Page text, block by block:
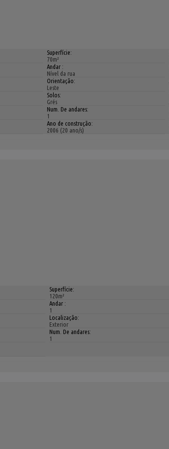
Superfície:
70m²
Andar :
Nível da rua
Orientação:
Leste
Solos:
Grés
Num. De andares:
1
Ano de construção:
2006 (20 ano/s)
Superfície:
120m²
Andar :
1
Localização:
Exterior
Num. De andares:
1